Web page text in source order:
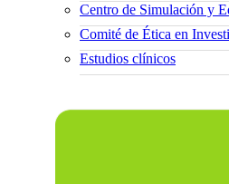
Centro de Simulación y
Comité de Ética en
Estudios clínicos